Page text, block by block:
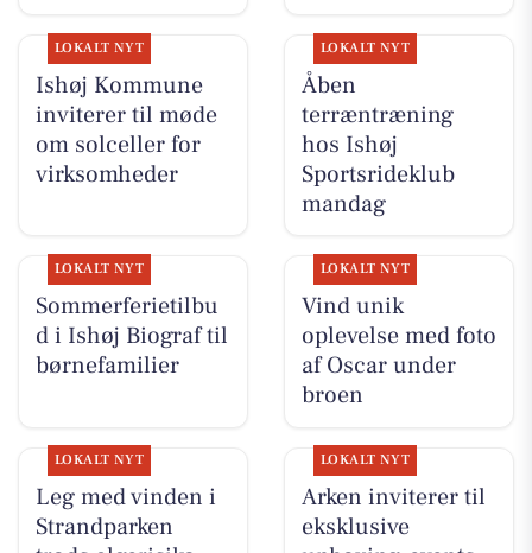
LOKALT NYT
Ishøj Kommune
inviterer til møde
om solceller for
virksomheder
LOKALT NYT
Åben
terræntræning
hos Ishøj
Sportsrideklub
mandag
LOKALT NYT
Sommerferietilbu
d i Ishøj Biograf til
børnefamilier
LOKALT NYT
Vind unik
oplevelse med foto
af Oscar under
broen
LOKALT NYT
Leg med vinden i
Strandparken
LOKALT NYT
Arken inviterer til
eksklusive